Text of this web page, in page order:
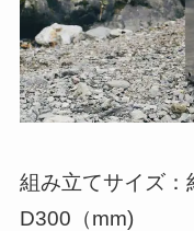
組み立てサイズ
D300（mm)